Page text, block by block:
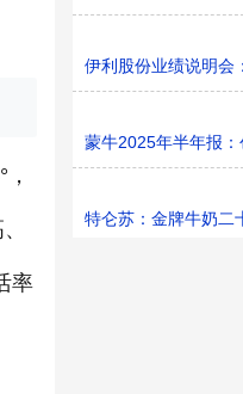
率
伊利股份业绩说明会
蒙牛2025年半年报
特仑苏：金牌牛奶二